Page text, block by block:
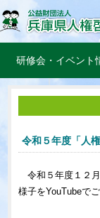
研修会・イベント
令和５年度「人
令和５年度１２
様子をYouTubeで